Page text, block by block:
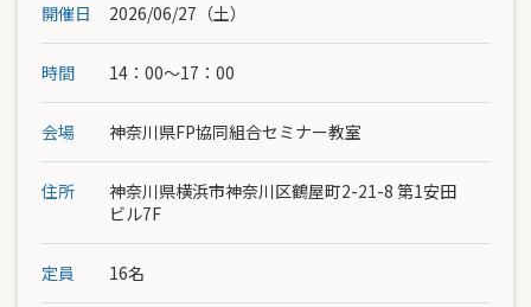
開催日 2026/06/27（土）
時間 14：00〜17：00
会場 神奈川県FP協同組合セミナー教室
住所
神奈川県横浜市神奈川区鶴屋町2-21-8 第1安田
ビル7F
定員 16名